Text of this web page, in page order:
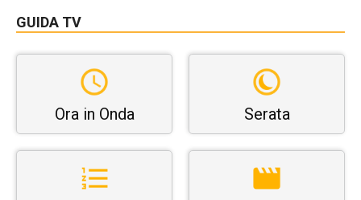
GUIDA TV
Ora in Onda Serata